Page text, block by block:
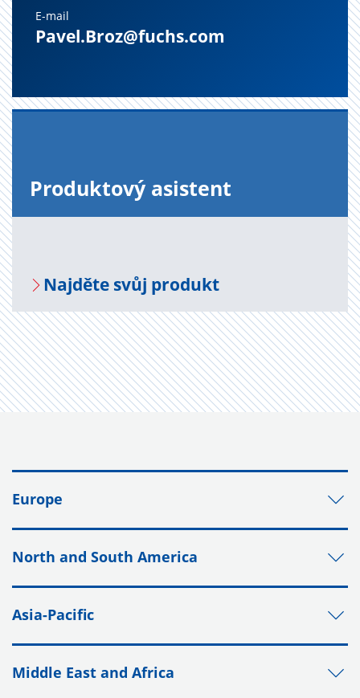
E-mail
Pavel.Broz@fuchs.com
Pro­duk­to­vý asi­s­tent
Na­jdě­te svůj pro­dukt
Europe
North and South America
Asia-Pacific
Middle East and Africa